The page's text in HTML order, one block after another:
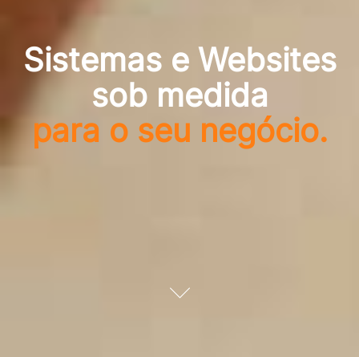
Sistemas e Websites
sob medida
para o seu negócio.